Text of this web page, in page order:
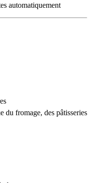
automatiquement
du fromage, des pâtisseries